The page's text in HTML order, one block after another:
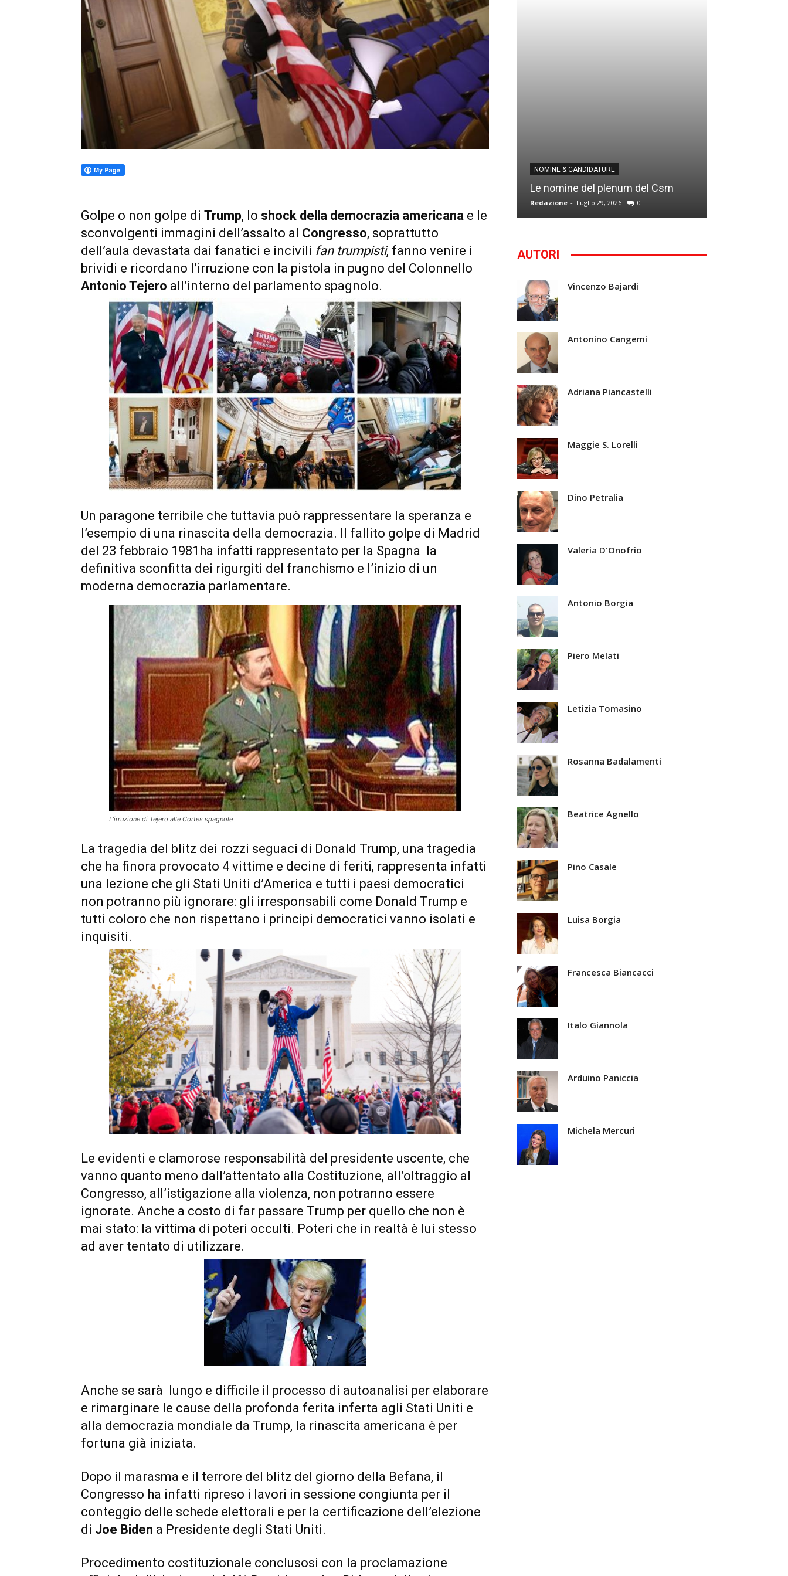
Golpe o non golpe di Trump, lo shock della democrazia americana e le
sconvolgenti immagini dell’assalto al Congresso, soprattutto
dell’aula devastata dai fanatici e incivili fan trumpisti, fanno venire i
brividi e ricordano l’irruzione con la pistola in pugno del Colonnello
Antonio Tejero all’interno del parlamento spagnolo.
Un paragone terribile che tuttavia può rappressentare la speranza e
l’esempio di una rinascita della democrazia. Il fallito golpe di Madrid
del 23 febbraio 1981ha infatti rappresentato per la Spagna la
definitiva sconfitta dei rigurgiti del franchismo e l’inizio di un
moderna democrazia parlamentare.
L’irruzione di Tejero alle Cortes spagnole
La tragedia del blitz dei rozzi seguaci di Donald Trump, una tragedia
che ha finora provocato 4 vittime e decine di feriti, rappresenta infatti
una lezione che gli Stati Uniti d’America e tutti i paesi democratici
non potranno più ignorare: gli irresponsabili come Donald Trump e
tutti coloro che non rispettano i principi democratici vanno isolati e
inquisiti.
Le evidenti e clamorose responsabilità del presidente uscente, che
vanno quanto meno dall’attentato alla Costituzione, all’oltraggio al
Congresso, all’istigazione alla violenza, non potranno essere
ignorate. Anche a costo di far passare Trump per quello che non è
mai stato: la vittima di poteri occulti. Poteri che in realtà è lui stesso
ad aver tentato di utilizzare.
Anche se sarà lungo e difficile il processo di autoanalisi per elaborare
e rimarginare le cause della profonda ferita inferta agli Stati Uniti e
alla democrazia mondiale da Trump, la rinascita americana è per
fortuna già iniziata.
Dopo il marasma e il terrore del blitz del giorno della Befana, il
Congresso ha infatti ripreso i lavori in sessione congiunta per il
conteggio delle schede elettorali e per la certificazione dell’elezione
di Joe Biden a Presidente degli Stati Uniti.
Procedimento costituzionale conclusosi con la proclamazione
NOMINE & CANDIDATURE
Le nomine del plenum del Csm
Redazione - Luglio 29, 2026 0
AUTORI
Vincenzo Bajardi
Antonino Cangemi
Adriana Piancastelli
Maggie S. Lorelli
Dino Petralia
Valeria D'Onofrio
Antonio Borgia
Piero Melati
Letizia Tomasino
Rosanna Badalamenti
Beatrice Agnello
Pino Casale
Luisa Borgia
Francesca Biancacci
Italo Giannola
Arduino Paniccia
Michela Mercuri